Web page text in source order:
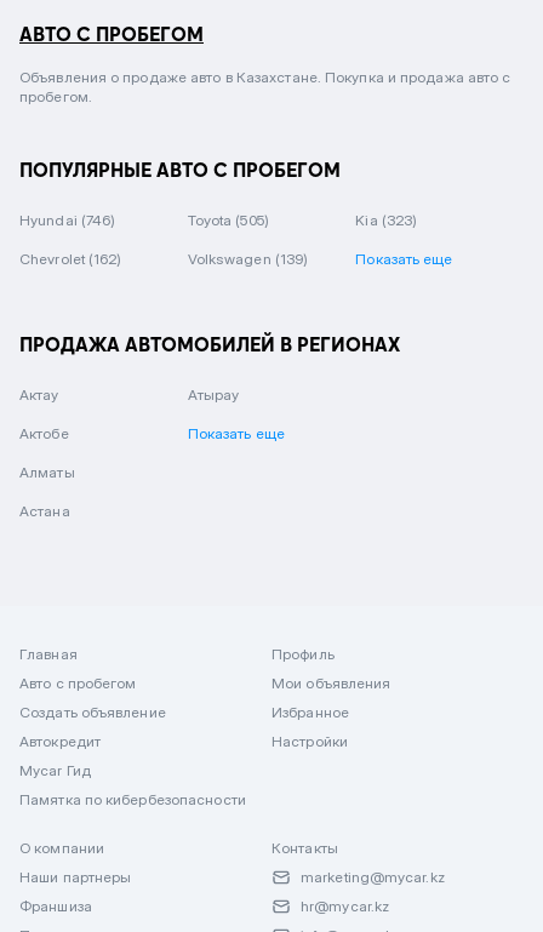
АВТО С ПРОБЕГОМ
Объявления о продаже авто в Казахстане. Покупка и продажа авто с
пробегом.
ПОПУЛЯРНЫЕ АВТО С ПРОБЕГОМ
Hyundai (746) Toyota (505) Kia (323)
Chevrolet (162) Volkswagen (139) Показать еще
ПРОДАЖА АВТОМОБИЛЕЙ В РЕГИОНАХ
Актау
Актобе
Алматы
Астана
Атырау
Показать еще
Главная
Авто с пробегом
Создать объявление
Автокредит
Mycar Гид
Памятка по кибербезопасности
Профиль
Мои объявления
Избранное
Настройки
О компании
Наши партнеры
Франшиза
Контакты
marketing@mycar.kz
hr@mycar.kz